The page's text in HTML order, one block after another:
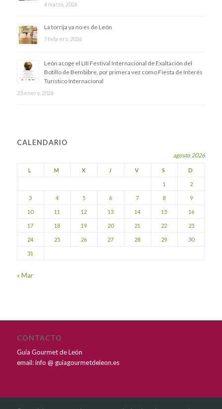
4 marzo, 2026
La torrija ya no es de León
7 febrero, 2026
​León acoge el LIII Festival Internacional de Exaltación del
Botillo de Bembibre, por primera vez como Fiesta de Interés
Turístico Internacional
23 enero, 2026
CALENDARIO
agosto 2026
L M X J V S D
1 2
3 4 5 6 7 8 9
10 11 12 13 14 15 16
17 18 19 20 21 22 23
24 25 26 27 28 29 30
31
« Mar
CONTACTO
Guía Gourmet de León
email: info @ guiagourmetdeleon.es